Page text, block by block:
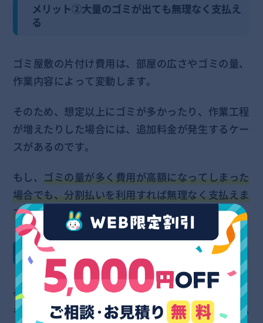
メリット②大量のゴミが出ても無理なく支払え
る
ゴミ屋敷の片付け費用は、部屋の広さやゴミの量、
作業内容によって変動します。
そのため、想定以上にゴミが多かったり、作業工程
が増えたりした場合には、追加料金が発生するケー
スがあるのです。
もし、ゴミの量が多く費用が高額になってしまった
場合でも、分割払いを利用すれば無理なく支払えま
す。
メリット③支払いまでの時間が作れる
今すぐにまとまったお金を用意するのは難しくて
も、来月の給料日やボーナスの支給を待てば支払い